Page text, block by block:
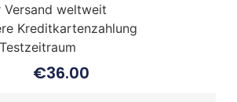
Versand weltweit
Kreditkartenzahlung
€36.00